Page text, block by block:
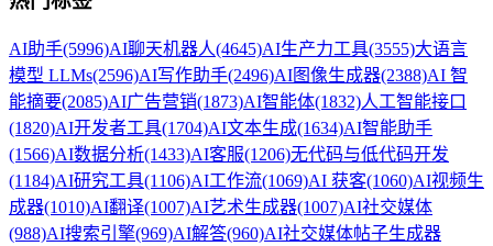
AI助手(5996)AI聊天机器人(4645)AI生产力工具(3555)大语言
模型 LLMs(2596)AI写作助手(2496)AI图像生成器(2388)AI 智
能摘要(2085)AI广告营销(1873)AI智能体(1832)人工智能接口
(1820)AI开发者工具(1704)AI文本生成(1634)AI智能助手
(1566)AI数据分析(1433)AI客服(1206)无代码与低代码开发
(1184)AI研究工具(1106)AI工作流(1069)AI 获客(1060)AI视频生
成器(1010)AI翻译(1007)AI艺术生成器(1007)AI社交媒体
(988)AI搜索引擎(969)AI解答(960)AI社交媒体帖子生成器